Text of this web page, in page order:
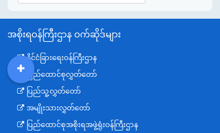
အစိုးရဝန်ကြီးဌာန ဝက်ဆိုဒ်များ
နိုင်ငံခြားရေးဝန်ကြီးဌာန
ပြည်ထောင်စုလွှတ်တော်
ပြည်သူ့လွှတ်တော်
အမျိုးသားလွှတ်တော်
ပြည်ထောင်စုအစိုးရအဖွဲ့ရုံးဝန်ကြီးဌာန